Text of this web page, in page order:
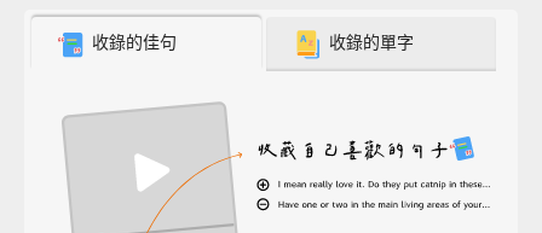
收錄的佳句 收錄的單字